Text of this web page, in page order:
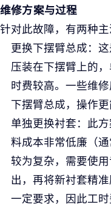
维修方案与过程
针对此故障，有两种主
更换下摆臂总成：
压装在下摆臂上的
时费较高。一些维
下摆臂总成，操作
单独更换衬套：此
料成本非常低廉（
较为复杂，需要使
出，再将新衬套精
一定要求，因此工时